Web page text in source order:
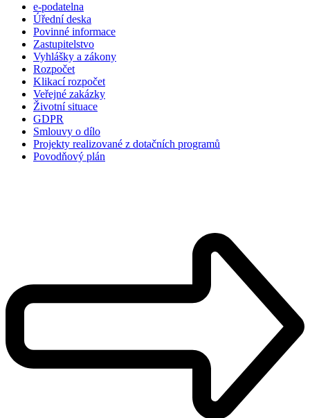
e-podatelna
Úřední deska
Povinné informace
Zastupitelstvo
Vyhlášky a zákony
Rozpočet
Klikací rozpočet
Veřejné zakázky
Životní situace
GDPR
Smlouvy o dílo
Projekty realizované z dotačních programů
Povodňový plán